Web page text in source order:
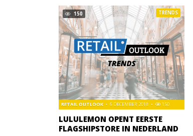
150
LULULEMON OPENT EERSTE
FLAGSHIPSTORE IN NEDERLAND
RETAIL OUTLOOK 6 DECEMBER 2018 150
TRENDS